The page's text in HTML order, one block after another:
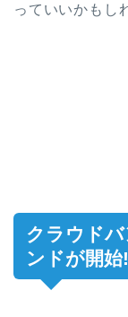
っていいかもし
クラウド
ンドが開始